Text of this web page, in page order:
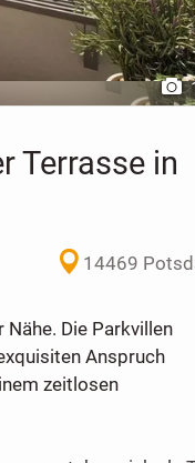
Terrasse in
14469
Die Parkvillen
Anspruch
zeitlosen